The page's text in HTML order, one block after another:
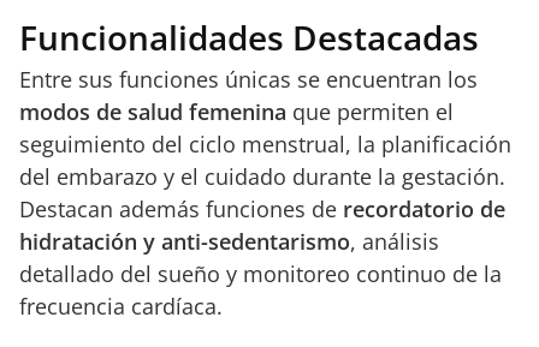
Funcionalidades Destacadas
Entre sus funciones únicas se encuentran los
modos de salud femenina que permiten el
seguimiento del ciclo menstrual, la planificación
del embarazo y el cuidado durante la gestación.
Destacan además funciones de recordatorio de
hidratación y anti-sedentarismo, análisis
detallado del sueño y monitoreo continuo de la
frecuencia cardíaca.